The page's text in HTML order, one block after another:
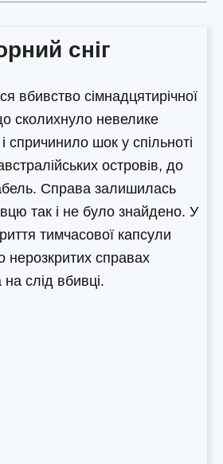
сніг
вбивство сімнадцятирічної
сколихнуло невелике
спричинило шок у спільноті
островів, до
Справа залишилась
так і не було знайдено. У
тимчасової капсули
нерозкритих справах
слід вбивці.